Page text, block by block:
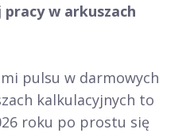
w arkuszach
pulsu w darmowych
kalkulacyjnych to
roku po prostu się